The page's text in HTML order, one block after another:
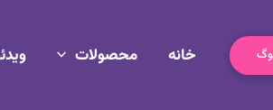
خانه محصولات